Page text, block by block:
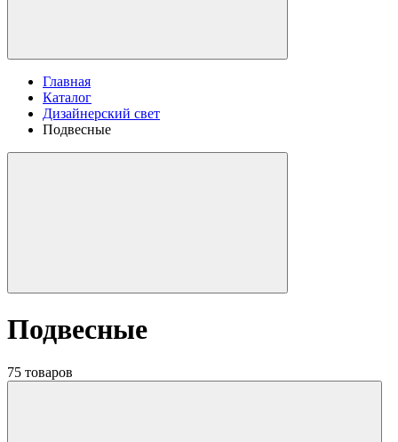
Главная
Каталог
Дизайнерский свет
Подвесные
Подвесные
75 товаров